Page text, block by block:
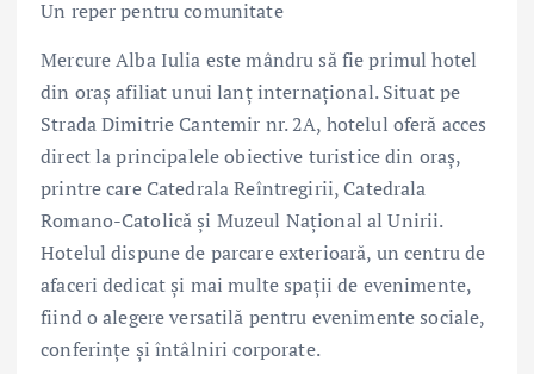
Un reper pentru comunitate
Mercure Alba Iulia este mândru să fie primul hotel
din oraș afiliat unui lanț internațional. Situat pe
Strada Dimitrie Cantemir nr. 2A, hotelul oferă acces
direct la principalele obiective turistice din oraș,
printre care Catedrala Reîntregirii, Catedrala
Romano-Catolică și Muzeul Național al Unirii.
Hotelul dispune de parcare exterioară, un centru de
afaceri dedicat și mai multe spații de evenimente,
fiind o alegere versatilă pentru evenimente sociale,
conferințe și întâlniri corporate.